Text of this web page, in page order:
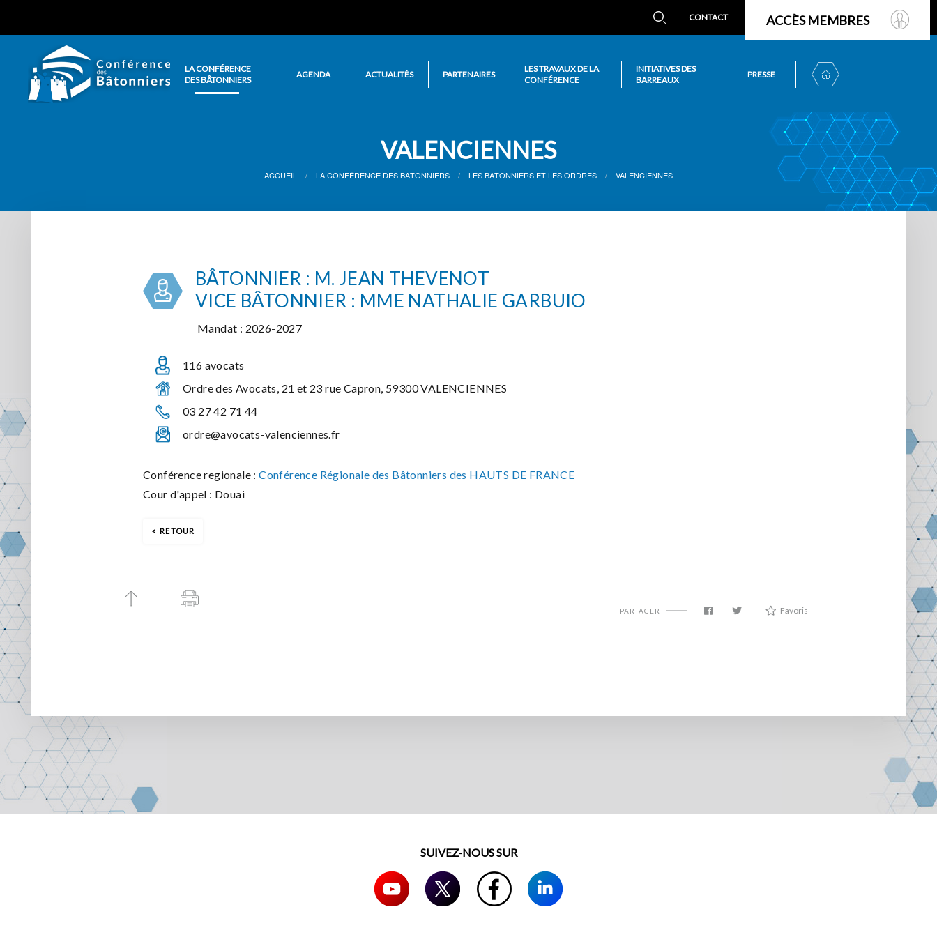
CONTACT ACCÈS MEMBRES
LA CONFÉRENCE
DES BÂTONNIERS
AGENDA ACTUALITÉS PARTENAIRES
LES TRAVAUX DE LA
CONFÉRENCE
INITIATIVES DES
BARREAUX
PRESSE
VALENCIENNES
ACCUEIL LA CONFÉRENCE DES BÂTONNIERS LES BÂTONNIERS ET LES ORDRES VALENCIENNES
BÂTONNIER : M. JEAN THEVENOT
VICE BÂTONNIER : MME NATHALIE GARBUIO
Mandat : 2026-2027
116 avocats
Ordre des Avocats, 21 et 23 rue Capron, 59300 VALENCIENNES
03 27 42 71 44
ordre@avocats-valenciennes.fr
Conférence regionale : Conférence Régionale des Bâtonniers des HAUTS DE FRANCE
Cour d'appel : Douai
RETOUR
PARTAGER Favoris
SUIVEZ-NOUS SUR